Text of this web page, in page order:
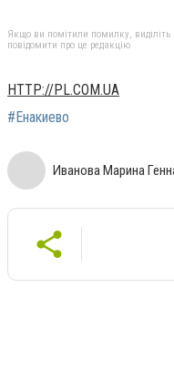
Якщо ви помітили помилку, виділіть
повідомити про це редакцію
HTTP://PL.COM.UA
#Енакиево
Иванова Марина